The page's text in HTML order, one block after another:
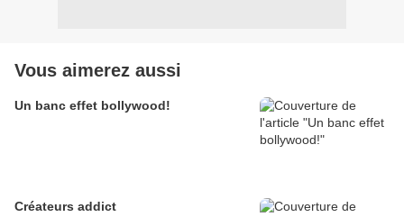
Vous aimerez aussi
Un banc effet bollywood!
Créateurs addict